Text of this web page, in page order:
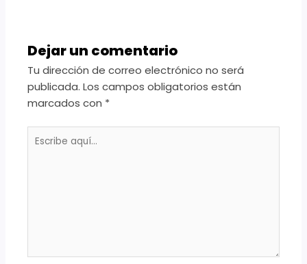
Dejar un comentario
Tu dirección de correo electrónico no será
publicada. Los campos obligatorios están
marcados con *
Escribe